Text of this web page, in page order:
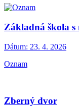
Základná škola s
Dátum: 23. 4. 2026
Oznam
Zberný dvor